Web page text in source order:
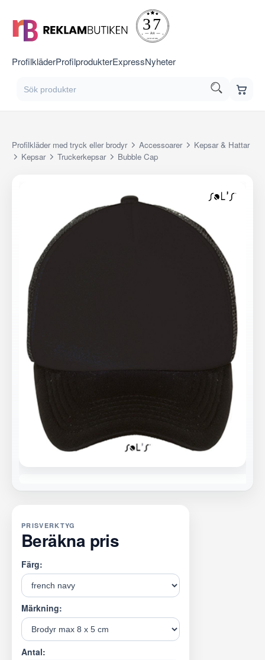
ProfilkläderProfilprodukterExpressNyheter
Profilkläder med tryck eller brodyr Accessoarer
Kepsar & Hattar
Kepsar
Truckerkepsar Bubble Cap
PRISVERKTYG
Beräkna pris
Färg:
Märkning:
Antal: